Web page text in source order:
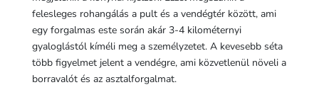
felesleges rohangálás a pult és a vendégtér között, ami
egy forgalmas este során akár 3-4 kilométernyi
gyaloglástól kíméli meg a személyzetet. A kevesebb séta
több figyelmet jelent a vendégre, ami közvetlenül növeli a
borravalót és az asztalforgalmat.